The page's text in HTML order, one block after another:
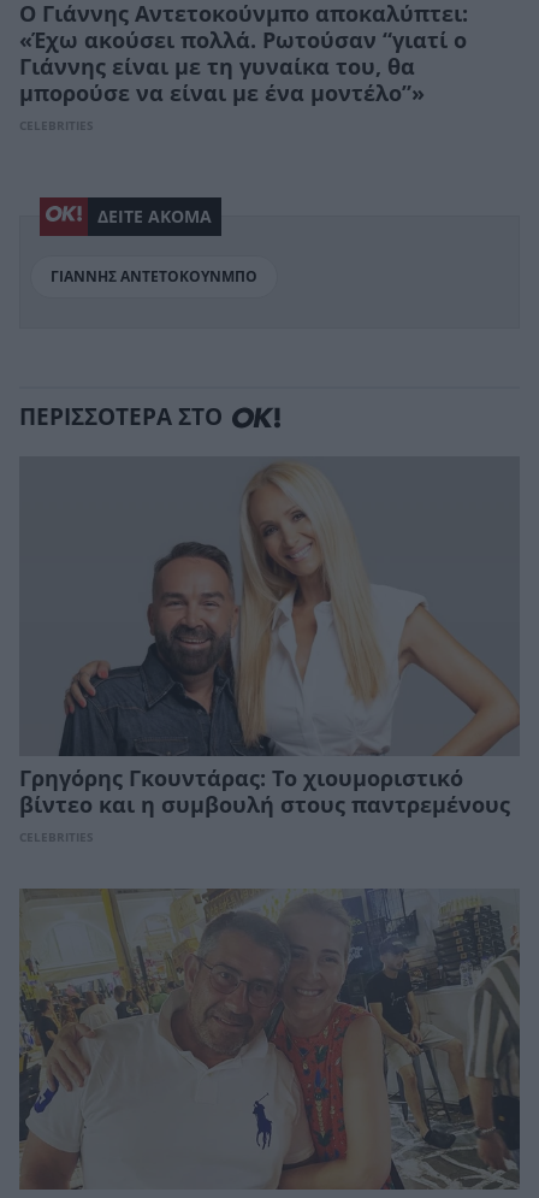
Ο Γιάννης Αντετοκούνμπο αποκαλύπτει:
«Έχω ακούσει πολλά. Ρωτούσαν “γιατί ο
Γιάννης είναι με τη γυναίκα του, θα
μπορούσε να είναι με ένα μοντέλο”»
CELEBRITIES
ΔΕΙΤΕ ΑΚΟΜΑ
ΓΙΑΝΝΗΣ ΑΝΤΕΤΟΚΟΥΝΜΠΟ
ΠΕΡΙΣΣΟΤΕΡΑ ΣΤΟ
Γρηγόρης Γκουντάρας: Το χιουμοριστικό
βίντεο και η συμβουλή στους παντρεμένους
CELEBRITIES